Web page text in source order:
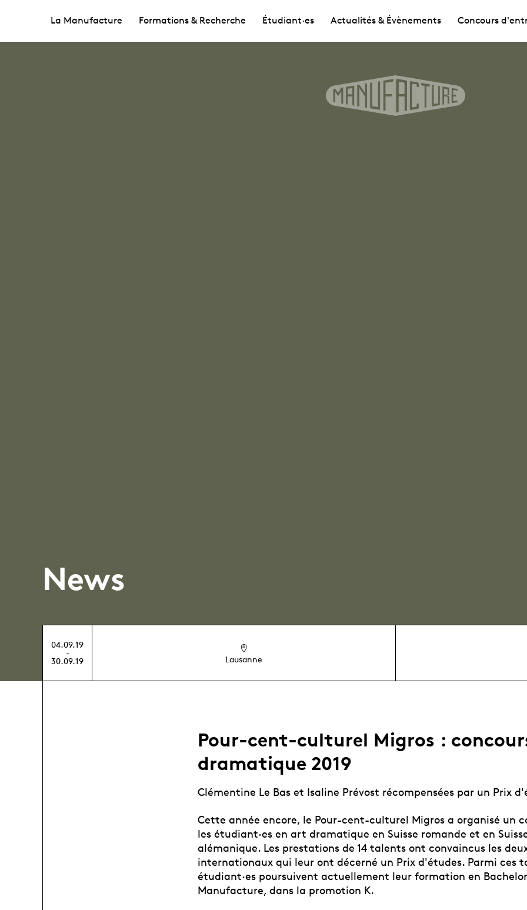
La Manufacture Formations & Recherche Étudiant·es Actualités & Évènements Concours
News
04.09.19
-
30.09.19
Lausanne
Pour-cent-culturel Migros :
dramatique 2019
Clémentine Le Bas et Isaline Prévost récompensées par un Prix
Cette année encore, le Pour-cent-culturel Migros a organisé un
les étudiant·es en art dramatique en Suisse romande et en
alémanique. Les prestations de 14 talents ont convaincus les
internationaux qui leur ont décerné un Prix d'études. Parmi ces
étudiant·es poursuivent actuellement leur formation en
Manufacture, dans la promotion K.